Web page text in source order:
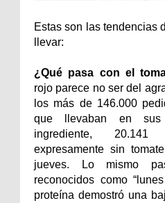
Estas son las tendencias
llevar:
¿Qué pasa con el
rojo parece no ser del
los más de 146.000
que llevaban en sus
ingrediente, 20.141
expresamente sin
jueves. Lo mismo
reconocidos como
proteína demostró una